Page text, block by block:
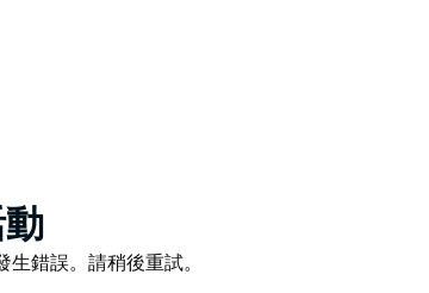
地理位置優越，坐落在雪山最佳地段。鄰近斯
村提供的所有奢華體驗都近在咫尺，為您打造完
、水療設施和完善的配套設施應有盡有。
錯誤。請稍後重試。